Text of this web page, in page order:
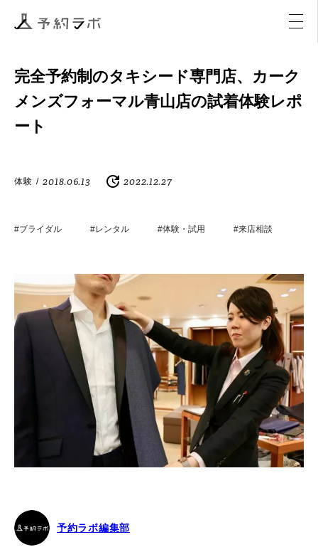
アクティビティ
完全予約制のタキシード専門店、カーク
メンズフォーマル青山店の試着体験レポ
ート
体験 / 2018.06.13 2022.12.27
#ブライダル #レンタル #体験・試用 #来店相談
予約ラボ編集部